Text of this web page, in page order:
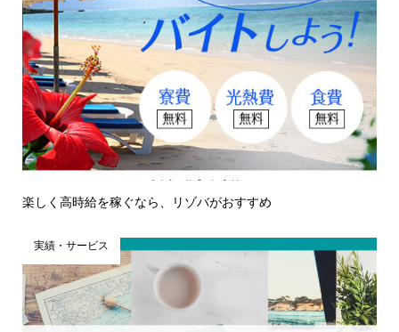
楽しく高時給を稼ぐなら、リゾバがおすすめ
実績・サービス